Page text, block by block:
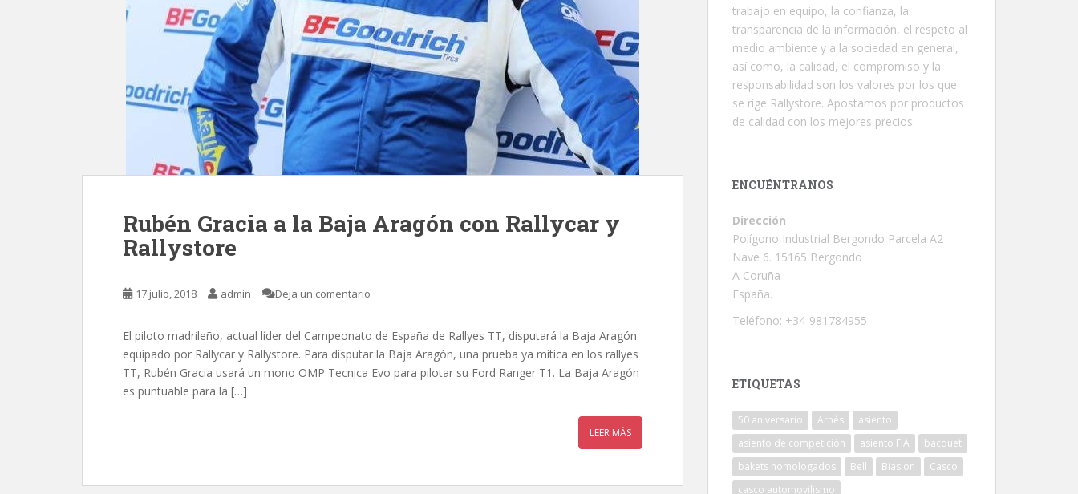
Rubén Gracia a la Baja Aragón con Rallycar y
Rallystore
17 julio, 2018 admin Deja un comentario
El piloto madrileño, actual líder del Campeonato de España de Rallyes TT, disputará la Baja Aragón
equipado por Rallycar y Rallystore. Para disputar la Baja Aragón, una prueba ya mítica en los rallyes
TT, Rubén Gracia usará un mono OMP Tecnica Evo para pilotar su Ford Ranger T1. La Baja Aragón
es puntuable para la […]
LEER MÁS
trabajo en equipo, la confianza, la
transparencia de la información, el respeto al
medio ambiente y a la sociedad en general,
así como, la calidad, el compromiso y la
responsabilidad son los valores por los que
se rige Rallystore. Apostamos por productos
de calidad con los mejores precios.
ENCUÉNTRANOS
Dirección
Polígono Industrial Bergondo Parcela A2
Nave 6. 15165 Bergondo
A Coruña
España.
Teléfono: +34-981784955
ETIQUETAS
50 aniversario Arnés
asiento
asiento de competición
asiento FIA
bacquet
bakets homologados
Bell Biasion
Casco
casco automovilismo